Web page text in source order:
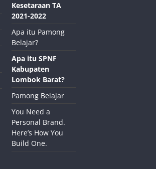
Kesetaraan TA
2021-2022
Apa itu Pamong
Belajar?
Apa itu SPNF
Kabupaten
Lombok Barat?
Pamong Belajar
You Need a
Personal Brand.
Here’s How You
Build One.